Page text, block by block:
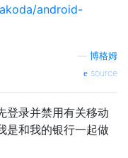
android-
博格姆
source
登录并禁用有关移动
是和我的银行一起做